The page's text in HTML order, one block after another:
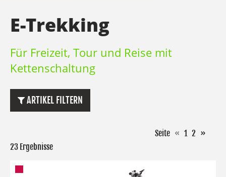
E-Trekking
Für Freizeit, Tour und Reise mit
Kettenschaltung
ARTIKEL FILTERN
Seite « 1 2 »
23 Ergebnisse